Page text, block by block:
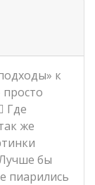
к
Где
же
бы
пиарились